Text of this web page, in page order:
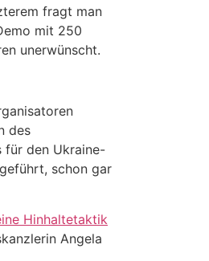
fragt man
mit 250
unerwünscht.
des
für den Ukraine-
schon gar
Hinhaltetaktik
Angela